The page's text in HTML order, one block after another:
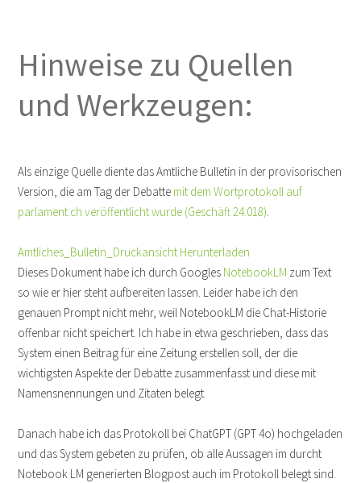
Hinweise zu Quellen
und Werkzeugen:
Als einzige Quelle diente das Amtliche Bulletin in der provisorischen
Version, die am Tag der Debatte mit dem Wortprotokoll auf
parlament.ch veröffentlicht wurde (Geschäft 24.018).
Amtliches_Bulletin_Druckansicht Herunterladen
Dieses Dokument habe ich durch Googles NotebookLM zum Text
so wie er hier steht aufbereiten lassen. Leider habe ich den
genauen Prompt nicht mehr, weil NotebookLM die Chat-Historie
offenbar nicht speichert. Ich habe in etwa geschrieben, dass das
System einen Beitrag für eine Zeitung erstellen soll, der die
wichtigsten Aspekte der Debatte zusammenfasst und diese mit
Namensnennungen und Zitaten belegt.
Danach habe ich das Protokoll bei ChatGPT (GPT 4o) hochgeladen
und das System gebeten zu prüfen, ob alle Aussagen im durcht
Notebook LM generierten Blogpost auch im Protokoll belegt sind.